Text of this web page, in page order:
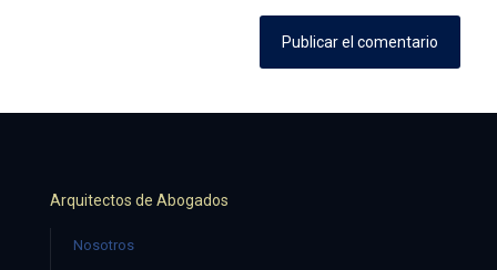
Arquitectos de Abogados
Nosotros